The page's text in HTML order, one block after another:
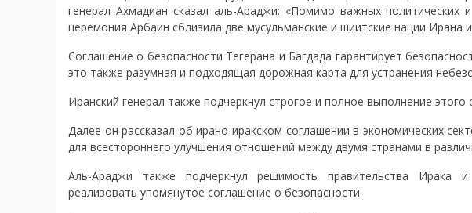
генерал Ахмадиан сказал аль-Араджи: «Помимо важных политических
церемония Арбаин сблизила две мусульманские и шиитские нации Ирана
Соглашение о безопасности Тегерана и Багдада гарантирует
это также разумная и подходящая дорожная карта для устранения
Иранский генерал также подчеркнул строгое и полное выполнение этого
Далее он рассказал об ирано-иракском соглашении в экономических
для всестороннего улучшения отношений между двумя странами в
Аль-Араджи также подчеркнул решимость правительства Ирака
реализовать упомянутое соглашение о безопасности.